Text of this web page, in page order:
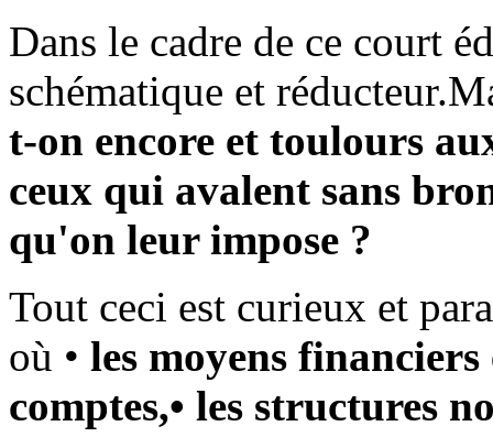
Dans le cadre de ce court
schématique et
t-on encore et toulours
ceux qui avalent sans
qu'on leur impose ?
Tout ceci est curieux et
où • les moyens
comptes,• les structures